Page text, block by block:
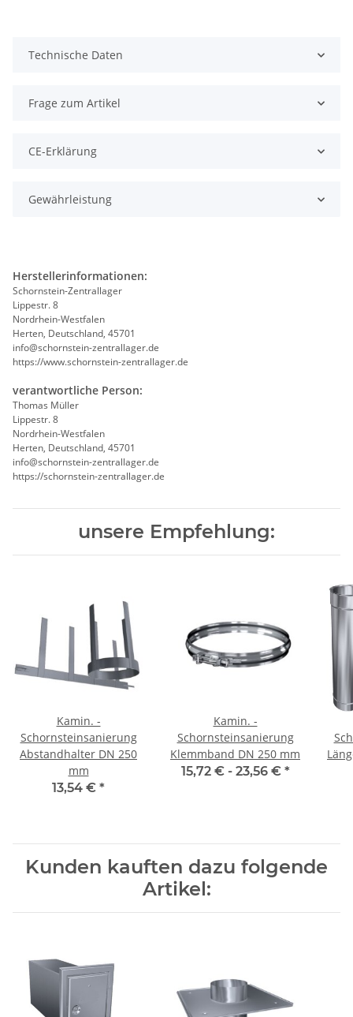
Technische Daten
Frage zum Artikel
CE-Erklärung
Gewährleistung
Herstellerinformationen:
Schornstein-Zentrallager
Lippestr. 8
Nordrhein-Westfalen
Herten, Deutschland, 45701
info@schornstein-zentrallager.de
https://www.schornstein-zentrallager.de
verantwortliche Person:
Thomas Müller
Lippestr. 8
Nordrhein-Westfalen
Herten, Deutschland, 45701
info@schornstein-zentrallager.de
https://schornstein-zentrallager.de
unsere Empfehlung:
Kamin. -
Schornsteinsanierung
Abstandhalter DN 250
mm
13,54 € *
Kamin. -
Schornsteinsanierung
Klemmband DN 250 mm
15,72 € - 23,56 € *
Kunden kauften dazu folgende
Artikel: